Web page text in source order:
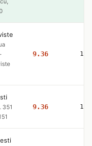
9.36
351
9.36